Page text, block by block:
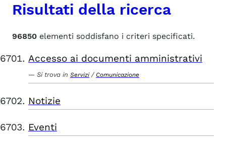
Risultati della ricerca
96850 elementi soddisfano i criteri specificati.
Accesso ai documenti amministrativi
Si trova in Servizi / Comunicazione
Notizie
Eventi